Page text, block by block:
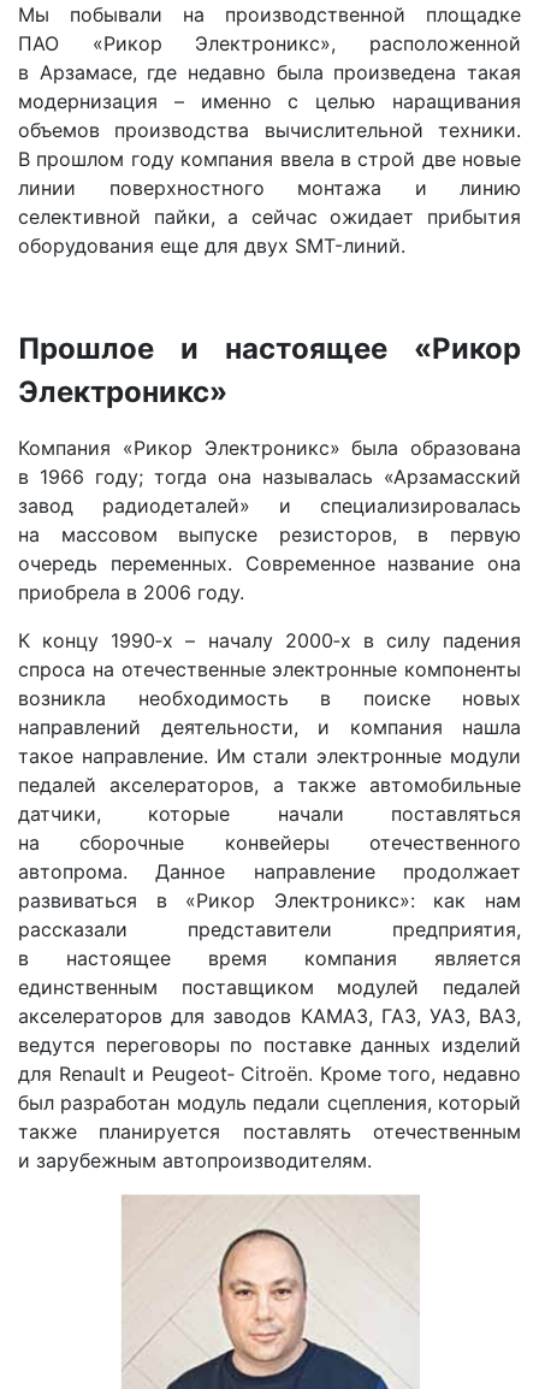
Мы побывали на производственной площадке
ПАО «Рикор Электроникс», расположенной
в Арзамасе, где недавно была произведена такая
модернизация – именно с целью наращивания
объемов производства вычислительной техники.
В прошлом году компания ввела в строй две новые
линии поверхностного монтажа и линию
селективной пайки, а сейчас ожидает прибытия
оборудования еще для двух SMT-линий.
Прошлое и настоящее «Рикор
Электроникс»
Компания «Рикор Электроникс» была образована
в 1966 году; тогда она называлась «Арзамасский
завод радиодеталей» и специализировалась
на массовом выпуске резисторов, в первую
очередь переменных. Современное название она
приобрела в 2006 году.
К концу 1990‑х – началу 2000‑х в силу падения
спроса на отечественные электронные компоненты
возникла необходимость в поиске новых
направлений деятельности, и компания нашла
такое направление. Им стали электронные модули
педалей акселераторов, а также автомобильные
датчики, которые начали поставляться
на сборочные конвейеры отечественного
автопрома. Данное направление продолжает
развиваться в «Рикор Электроникс»: как нам
рассказали представители предприятия,
в настоящее время компания является
единственным поставщиком модулей педалей
акселераторов для заводов КАМАЗ, ГАЗ, УАЗ, ВАЗ,
ведутся переговоры по поставке данных изделий
для Renault и Peugeot‑ Citroën. Кроме того, недавно
был разработан модуль педали сцепления, который
также планируется поставлять отечественным
и зарубежным автопроизводителям.